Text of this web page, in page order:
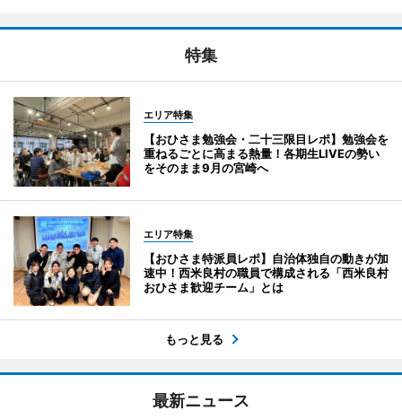
特集
エリア特集
【おひさま勉強会・二十三限目レポ】勉強会を
重ねるごとに高まる熱量！各期生LIVEの勢い
をそのまま9月の宮崎へ
エリア特集
【おひさま特派員レポ】自治体独自の動きが加
速中！西米良村の職員で構成される「西米良村
おひさま歓迎チーム」とは
もっと見る
最新ニュース